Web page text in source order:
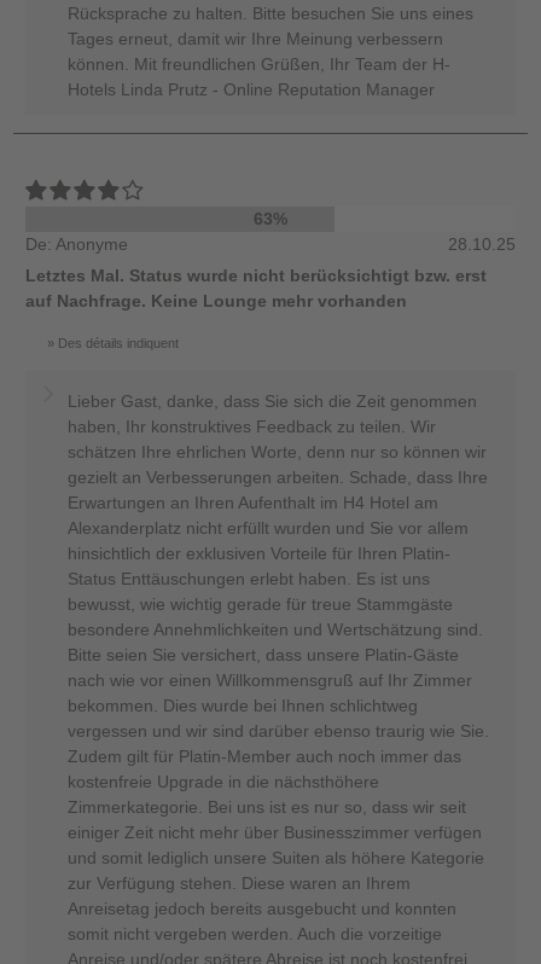
Rücksprache zu halten. Bitte besuchen Sie uns eines
Tages erneut, damit wir Ihre Meinung verbessern
können. Mit freundlichen Grüßen, Ihr Team der H-
Hotels Linda Prutz - Online Reputation Manager
63%
De: Anonyme
28.10.25
Letztes Mal. Status wurde nicht berücksichtigt bzw. erst
auf Nachfrage. Keine Lounge mehr vorhanden
Des détails indiquent
Lieber Gast, danke, dass Sie sich die Zeit genommen
haben, Ihr konstruktives Feedback zu teilen. Wir
schätzen Ihre ehrlichen Worte, denn nur so können wir
gezielt an Verbesserungen arbeiten. Schade, dass Ihre
Erwartungen an Ihren Aufenthalt im H4 Hotel am
Alexanderplatz nicht erfüllt wurden und Sie vor allem
hinsichtlich der exklusiven Vorteile für Ihren Platin-
Status Enttäuschungen erlebt haben. Es ist uns
bewusst, wie wichtig gerade für treue Stammgäste
besondere Annehmlichkeiten und Wertschätzung sind.
Bitte seien Sie versichert, dass unsere Platin-Gäste
nach wie vor einen Willkommensgruß auf Ihr Zimmer
bekommen. Dies wurde bei Ihnen schlichtweg
vergessen und wir sind darüber ebenso traurig wie Sie.
Zudem gilt für Platin-Member auch noch immer das
kostenfreie Upgrade in die nächsthöhere
Zimmerkategorie. Bei uns ist es nur so, dass wir seit
einiger Zeit nicht mehr über Businesszimmer verfügen
und somit lediglich unsere Suiten als höhere Kategorie
zur Verfügung stehen. Diese waren an Ihrem
Anreisetag jedoch bereits ausgebucht und konnten
somit nicht vergeben werden. Auch die vorzeitige
Anreise und/oder spätere Abreise ist noch kostenfrei